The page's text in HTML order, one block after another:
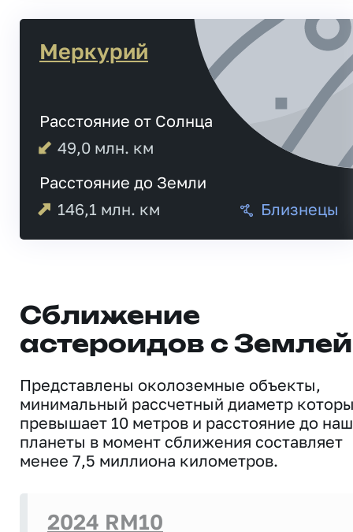
Меркурий
Расстояние от Солнца
49,0 млн. км
Расстояние до Земли
146,1 млн. км Близнецы
Сближение
астероидов с Землей
Представлены околоземные объекты,
минимальный рассчетный диаметр
превышает 10 метров и расстояние до
планеты в момент сближения составляет
менее 7,5 миллиона километров.
2024 RM10